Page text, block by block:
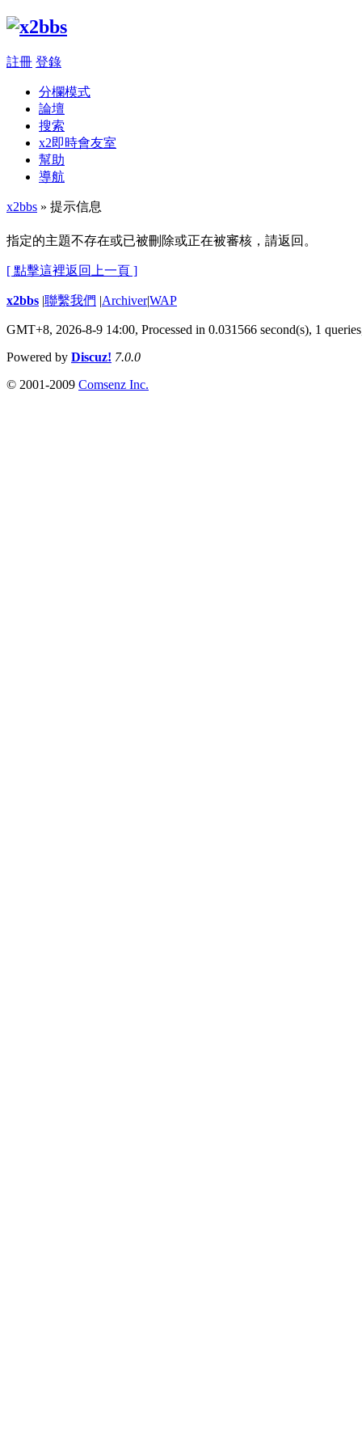
註冊 登錄
分欄模式
論壇
搜索
x2即時會友室
幫助
導航
x2bbs » 提示信息
指定的主題不存在或已被刪除或正在被審核，請返回。
[ 點擊這裡返回上一頁 ]
x2bbs |聯繫我們 |Archiver|WAP
GMT+8, 2026-8-9 14:00, Processed in 0.031566 second(s), 1
Powered by Discuz! 7.0.0
© 2001-2009 Comsenz Inc.